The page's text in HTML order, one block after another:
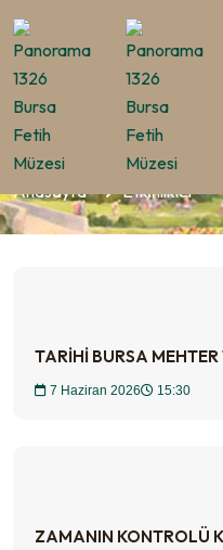
Etkinlikler
Anasayfa Etkinlikler
TARİHİ BURSA
7 Haziran 2026 15:30
ZAMANIN KONTROLÜ